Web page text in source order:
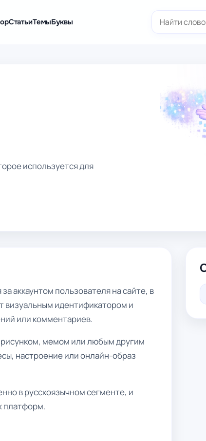
СтатьиТемыБуквы
используется для
аккаунтом пользователя на сайте, в
визуальным идентификатором и
или комментариев.
мемом или любым другим
настроение или онлайн-образ
в русскоязычном сегменте, и
платформ.